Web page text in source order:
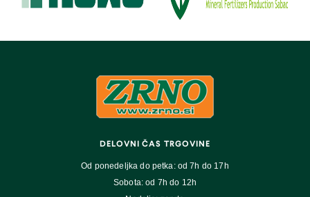
DELOVNI ČAS TRGOVINE
Od ponedeljka do petka: od 7h do 17h
Sobota: od 7h do 12h